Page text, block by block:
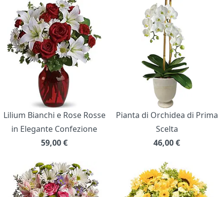
Lilium Bianchi e Rose Rosse
in Elegante Confezione
59,00€
Pianta di Orchidea di Prima
Scelta
46,00€